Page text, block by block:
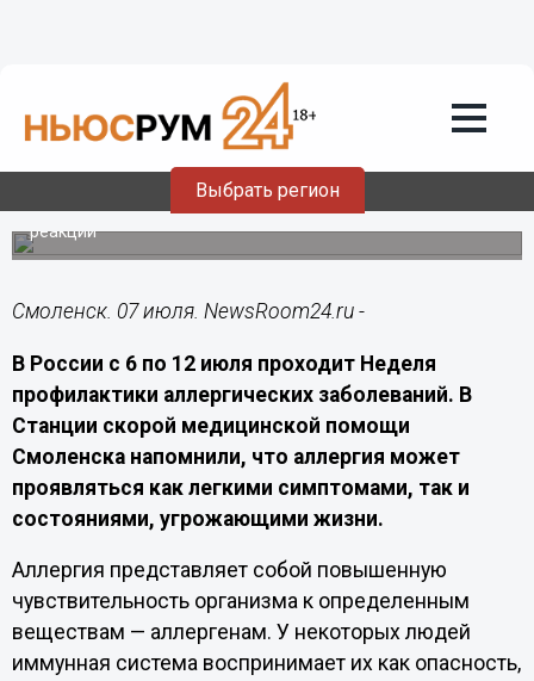
Выбрать регион
Смолянам объяснили, при каких
симптомах аллергии нужно вызывать
скорую помощь
Медики рассказали, как снизить риск аллергических
реакций
Смоленск. 07 июля. NewsRoom24.ru -
В России с 6 по 12 июля проходит Неделя
профилактики аллергических заболеваний. В
Станции скорой медицинской помощи
Смоленска напомнили, что аллергия может
проявляться как легкими симптомами, так и
состояниями, угрожающими жизни.
Аллергия представляет собой повышенную
чувствительность организма к определенным
веществам — аллергенам. У некоторых людей
иммунная система воспринимает их как опасность,